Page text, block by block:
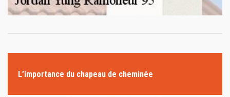
L’importance du chapeau de cheminée